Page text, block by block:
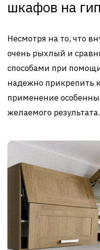
шкафов на
Несмотря на то, что
очень рыхлый и
способами при
надежно прикрепить
применение
желаемого результата.